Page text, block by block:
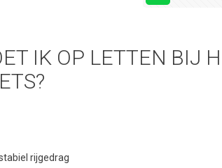
IK OP LETTEN BIJ
rijgedrag